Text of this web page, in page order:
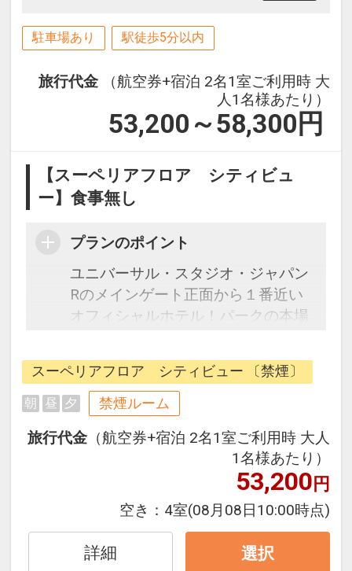
駐車場あり 駅徒歩5分以内
旅行代金
（航空券+宿泊 2名1室ご利用時 大
人1名様あたり）
53,200～58,300 円
【スーペリアフロア シティビュ
ー】食事無し
プランのポイント
ユニバーサル・スタジオ・ジャパン
Rのメインゲート正面から１番近い
オフィシャルホテル！パークの本場
は、ニューヨークのブロードウェイ
をイメージしたロビー、JFK空港の
滑走路の様な通路、ラスベガスのカ
ジノをデザインした空間やLAを彷彿
させるエントランス等パークでの世
界観をそのままお楽しみいただけま
す。タイムマシンさながらの光のエ
レベーターに乗っていざ客室へ！
SDG'sにも配慮した快適な滞在をお
楽しみいただけます。
スーペリアフロア シティビュー 〔禁煙〕
朝 昼 夕 禁煙ルーム
旅行代金 （航空券+宿泊 2名1室ご利用時 大人
1名様あたり）
53,200円
空き： 4室(08月08日10:00時点)
詳細 選択